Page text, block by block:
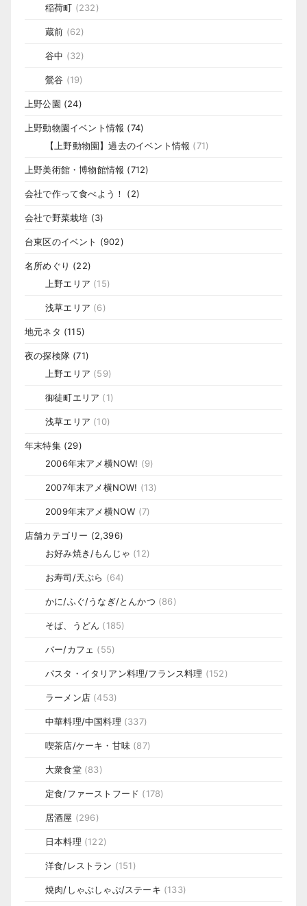
稲荷町 (232)
蔵前 (62)
谷中 (32)
鶯谷 (19)
上野公園 (24)
上野動物園イベント情報 (74)
【上野動物園】過去のイベント情報 (71)
上野美術館・博物館情報 (712)
会社で作って食べよう！ (2)
会社で野菜栽培 (3)
台東区のイベント (902)
名所めぐり (22)
上野エリア (15)
浅草エリア (6)
地元ネタ (115)
夜の探検隊 (71)
上野エリア (59)
御徒町エリア (1)
浅草エリア (10)
年末特集(29)
2006年末アメ横NOW! (9)
2007年末アメ横NOW! (13)
2009年末アメ横NOW (7)
店舗カテゴリー (2,396)
お好み焼き/もんじゃ (12)
お寿司/天ぷら (64)
かに/ふぐ/うなぎ/とんかつ (86)
そば、うどん (185)
バー/カフェ (55)
パスタ・イタリアン料理/フランス料理 (152)
ラーメン店 (453)
中華料理/中国料理 (337)
喫茶店/ケーキ・甘味 (87)
大衆食堂(83)
定食/ファーストフード (178)
居酒屋 (296)
日本料理 (122)
洋食/レストラン (151)
焼肉/しゃぶしゃぶ/ステーキ (133)